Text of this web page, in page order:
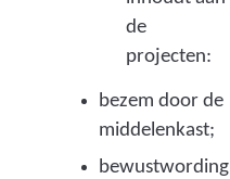
k
e
u
r
de
projecten:
bezem door de
middelenkast;
bewustwording